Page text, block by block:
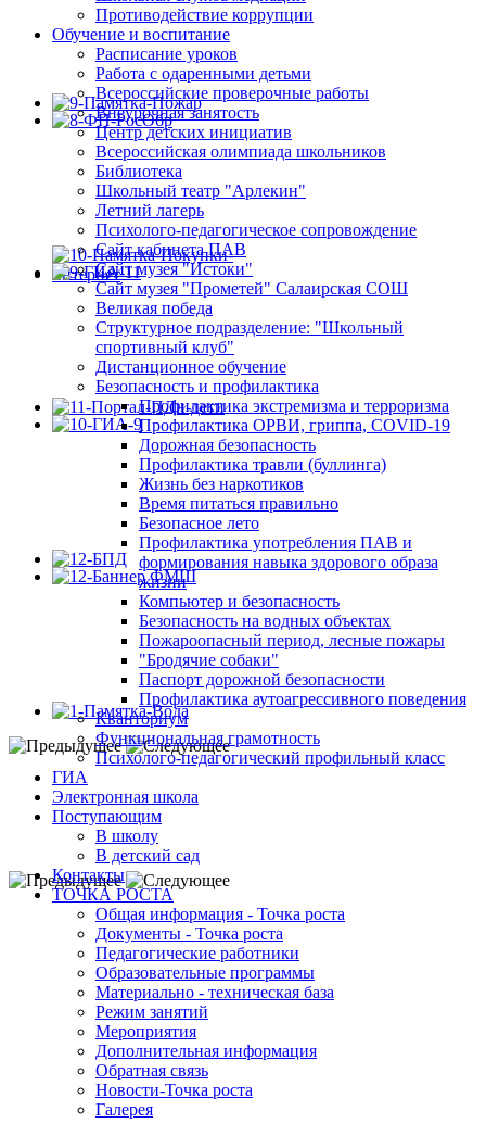
Противодействие коррупции
Обучение и воспитание
Расписание уроков
Работа с одаренными детьми
Всероссийские проверочные работы
Внеурочная занятость
Центр детских инициатив
Всероссийская олимпиада школьников
Библиотека
Школьный театр "Арлекин"
Летний лагерь
Психолого-педагогическое сопровождение
Сайт кабинета ПАВ
Сайт музея "Истоки"
Сайт музея "Прометей" Салаирская СОШ
Великая победа
Структурное подразделение: "Школьный
спортивный клуб"
Дистанционное обучение
Безопасность и профилактика
Профилактика экстремизма и терроризма
Профилактика ОРВИ, гриппа, COVID-19
Дорожная безопасность
Профилактика травли (буллинга)
Жизнь без наркотиков
Время питаться правильно
Безопасное лето
Профилактика употребления ПАВ и
формирования навыка здорового образа
жизни
Компьютер и безопасность
Безопасность на водных объектах
Пожароопасный период, лесные пожары
"Бродячие собаки"
Паспорт дорожной безопасности
Профилактика аутоагрессивного поведения
Кванториум
Функциональная грамотность
Психолого-педагогический профильный класс
ГИА
Электронная школа
Поступающим
В школу
В детский сад
Контакты
ТОЧКА РОСТА
Общая информация - Точка роста
Документы - Точка роста
Педагогические работники
Образовательные программы
Материально - техническая база
Режим занятий
Мероприятия
Дополнительная информация
Обратная связь
Новости-Точка роста
Галерея